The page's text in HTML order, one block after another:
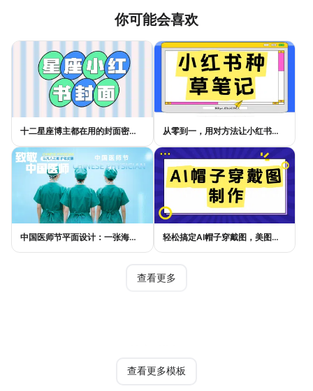
你可能会喜欢
十二星座博主都在用的封面密码，星座小红书封面标题这样写才吸睛 从零到一，用对方法让小红书种草笔记的流量自己找上门
中国医师节平面设计：一张海报如何讲好白衣故事 轻松搞定AI帽子穿戴图，美图设计室电商主图教程
查看更多
查看更多模板